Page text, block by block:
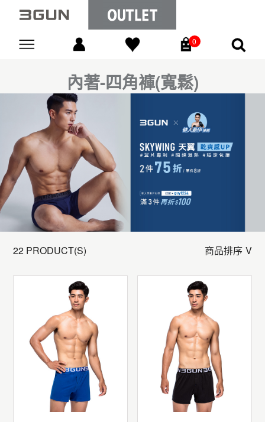
0
內著-四角褲(寬鬆)
22 PRODUCT(S) 商品排序